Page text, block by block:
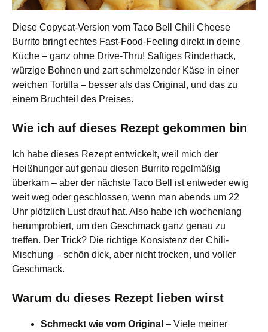
Diese Copycat-Version vom Taco Bell Chili Cheese
Burrito bringt echtes Fast-Food-Feeling direkt in deine
Küche – ganz ohne Drive-Thru! Saftiges Rinderhack,
würzige Bohnen und zart schmelzender Käse in einer
weichen Tortilla – besser als das Original, und das zu
einem Bruchteil des Preises.
Wie ich auf dieses Rezept gekommen bin
Ich habe dieses Rezept entwickelt, weil mich der
Heißhunger auf genau diesen Burrito regelmäßig
überkam – aber der nächste Taco Bell ist entweder ewig
weit weg oder geschlossen, wenn man abends um 22
Uhr plötzlich Lust drauf hat. Also habe ich wochenlang
herumprobiert, um den Geschmack ganz genau zu
treffen. Der Trick? Die richtige Konsistenz der Chili-
Mischung – schön dick, aber nicht trocken, und voller
Geschmack.
Warum du dieses Rezept lieben wirst
Schmeckt wie vom Original – Viele meiner